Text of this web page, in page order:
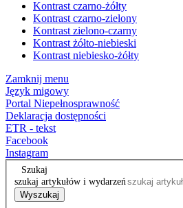
Kontrast czarno-żółty
Kontrast czarno-zielony
Kontrast zielono-czarny
Kontrast żółto-niebieski
Kontrast niebiesko-żółty
Zamknij menu
Język migowy
Portal Niepełnosprawność
Deklaracja dostępności
ETR - tekst
Facebook
Instagram
Szukaj
szukaj artykułów i wydarzeń
Wyszukaj